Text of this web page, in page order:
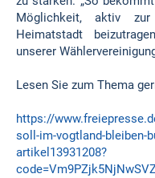
Möglichkeit, aktiv
Heimatstadt
unserer
Lesen Sie zum Thema
https://
soll-im-vogtland-bleiben-
artikel13931208?